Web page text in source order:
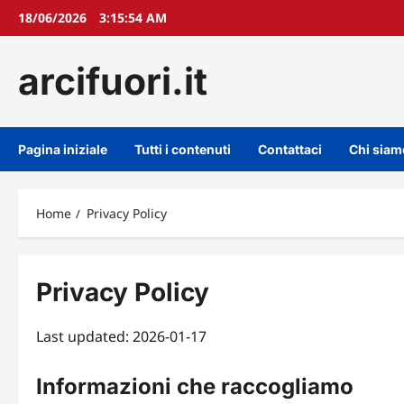
Skip18/06/2026 3:15:54 AM
arcifuori.it
Pagina iniziale Tutti i contenuti Contattaci Chi
Home Privacy Policy
Privacy Policy
Last updated: 2026-01-17
Informazioni che raccogliamo